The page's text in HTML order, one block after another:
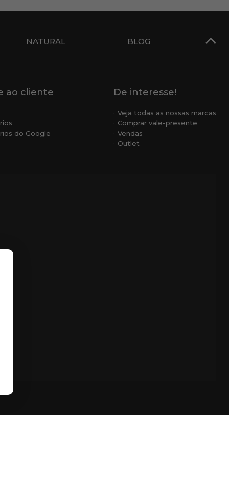
NATURAL BLOG
ao cliente
do Google
De interesse!
Veja todas as nossas marcas
Comprar vale-presente
Vendas
Outlet